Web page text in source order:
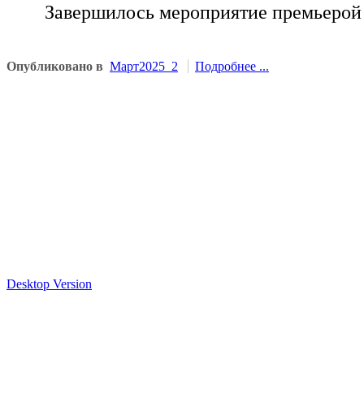
Завершилось мероприятие
Опубликовано в Март2025_2 Подробнее ...
Desktop Version